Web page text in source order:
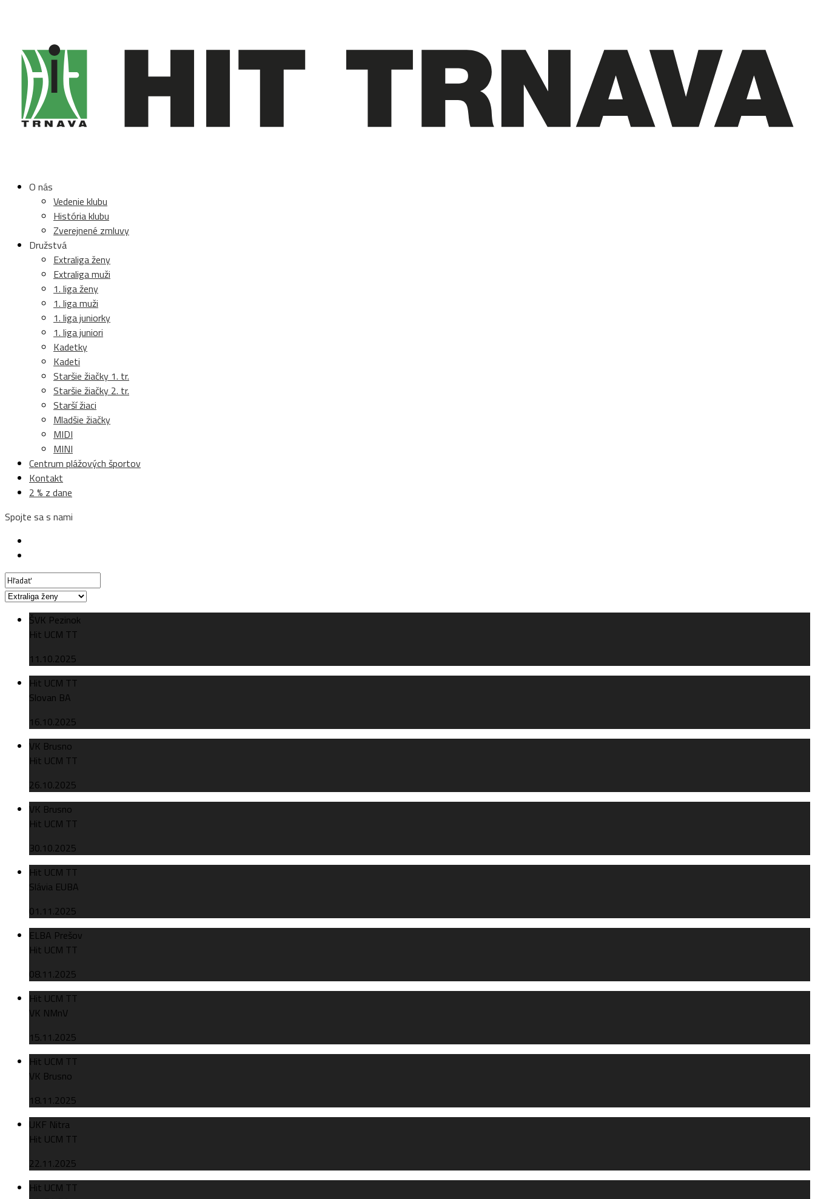
O nás
Vedenie klubu
História klubu
Zverejnené zmluvy
Družstvá
Extraliga ženy
Extraliga muži
1. liga ženy
1. liga muži
1. liga juniorky
1. liga juniori
Kadetky
Kadeti
Staršie žiačky 1. tr.
Staršie žiačky 2. tr.
Starší žiaci
Mladšie žiačky
MIDI
MINI
Centrum plážových športov
Kontakt
2 % z dane
Spojte sa s nami
ŠVK Pezinok
Hit UCM TT
11.10.2025
Hit UCM TT
Slovan BA
16.10.2025
VK Brusno
Hit UCM TT
26.10.2025
VK Brusno
Hit UCM TT
30.10.2025
Hit UCM TT
Slávia EUBA
01.11.2025
ELBA Prešov
Hit UCM TT
08.11.2025
Hit UCM TT
VK NMnV
15.11.2025
Hit UCM TT
VK Brusno
18.11.2025
UKF Nitra
Hit UCM TT
22.11.2025
Hit UCM TT